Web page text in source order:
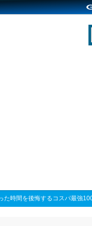
た時間を後悔するコスパ最強